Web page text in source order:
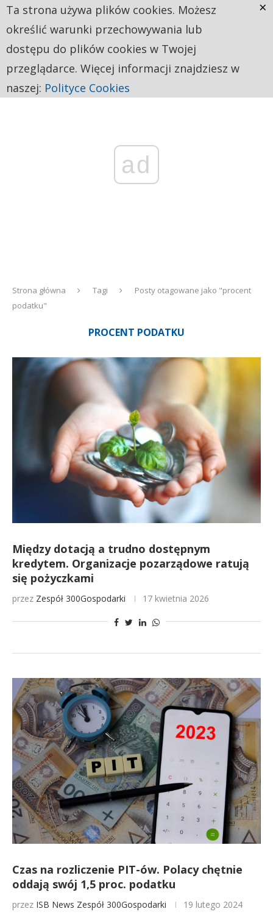
ad
Strona główna Tagi
Posty otagowane jako "procent
podatku"
PROCENT PODATKU
Między dotacją a trudno dostępnym
kredytem. Organizacje pozarządowe ratują
się pożyczkami
przez Zespół 300Gospodarki 17 kwietnia 2026
Czas na rozliczenie PIT-ów. Polacy chętnie
oddają swój 1,5 proc. podatku
przez ISB News Zespół 300Gospodarki 19 lutego 2024
Ta strona używa plików cookies. Możesz
określić warunki przechowywania lub
dostępu do plików cookies w Twojej
przeglądarce. Więcej informacji znajdziesz w
naszej: Polityce Cookies
×